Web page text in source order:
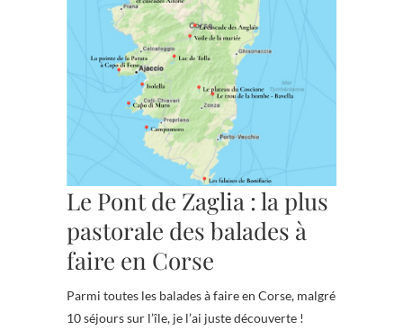
Le Pont de Zaglia : la plus
pastorale des balades à
faire en Corse
Parmi toutes les balades à faire en Corse, malgré
10 séjours sur l’île, je l’ai juste découverte !